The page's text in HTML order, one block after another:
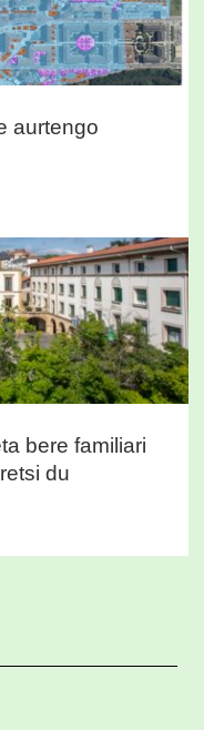
aurtengo
bere familiari
du